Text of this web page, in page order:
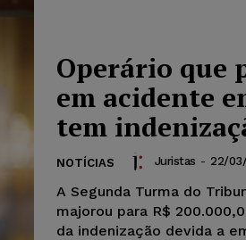
Operário que
em acidente
tem
NOTÍCIAS Juristas - 22/
A Segunda Turma do
majorou para R$
da indenização devida a